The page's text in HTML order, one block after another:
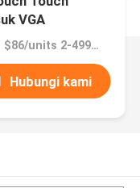
VGA
Harga：$86/units 2-499 units
Hubungi kami